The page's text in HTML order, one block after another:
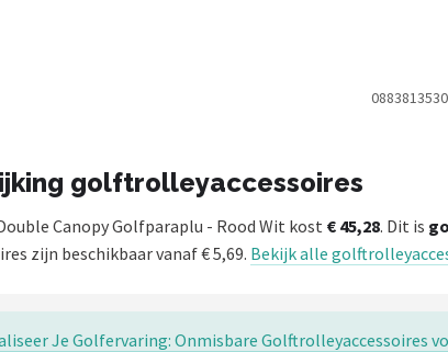
golftrolleyaccessoires
Canopy Golfparaplu - Rood Wit kost € 45,28. Dit is
zijn beschikbaar vanaf € 5,69. Bekijk alle
Je Golfervaring: Onmisbare Golftrolleyaccessoires